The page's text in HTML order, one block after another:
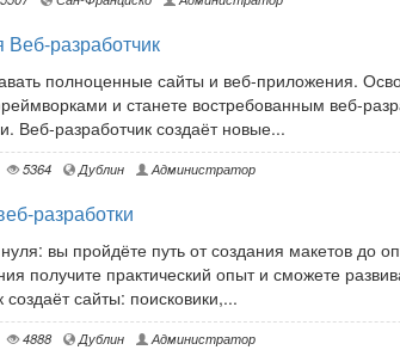
разработчик
полноценные сайты и веб-приложения.
и станете востребованным веб-
Веб-разработчик создаёт новые...
5364 Дублин Администратор
разработки
вы пройдёте путь от создания макетов до
получите практический опыт и сможете
сайты: поисковики,...
4888 Дублин Администратор